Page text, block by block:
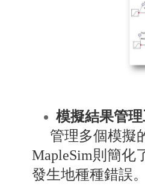
模擬結果管
管理多個模擬
MapleSim則簡化
發生地種種錯誤